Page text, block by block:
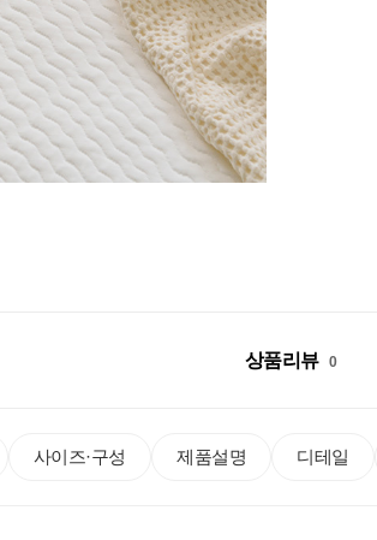
상품리뷰 0
사이즈·구성 제품설명 디테일